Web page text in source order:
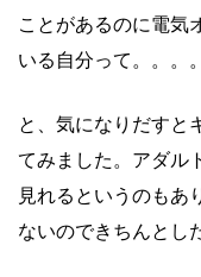
ことがあるのに電気
いる自分って。。。。
と、気になりだすと
てみました。アダル
見れるというのもあ
ないのできちんとし